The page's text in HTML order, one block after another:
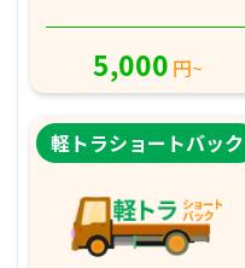
5,000 円~
軽トラショートバック